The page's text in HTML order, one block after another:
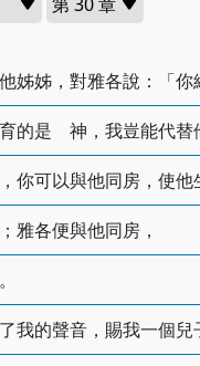
姊姊，對雅各說：「你
的是 神，我豈能代替
你可以與他同房，使
雅各便與他同房，
的聲音，賜我一個兒